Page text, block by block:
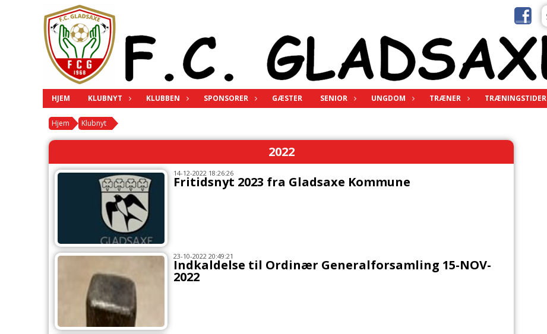
HJEM KLUBNYT KLUBBEN SPONSORER GÆSTER SENIOR UNGDOM TRÆNER TRÆNINGSTIDER
Hjem Klubnyt
2022
14-12-2022 18:26:26
Fritidsnyt 2023 fra Gladsaxe Kommune
23-10-2022 20:49:21
Indkaldelse til Ordinær Generalforsamling 15-NOV-
2022